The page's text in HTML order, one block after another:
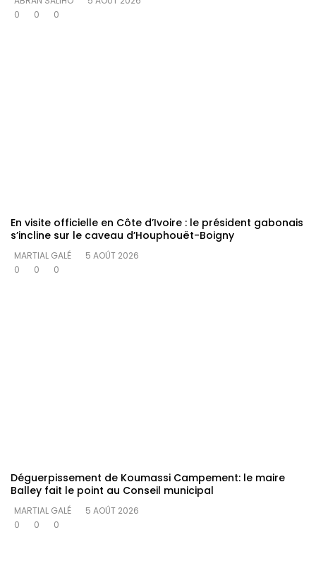
0
0 0
En visite officielle en Côte d’Ivoire : le président gabonais
s’incline sur le caveau d’Houphouët-Boigny
MARTIAL GALÉ
5 AOÛT 2026
0
0 0
Déguerpissement de Koumassi Campement: le maire
Balley fait le point au Conseil municipal
MARTIAL GALÉ
5 AOÛT 2026
0
0 0